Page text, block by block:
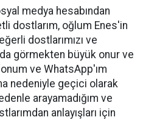
medya hesabından
dostlarım, oğlum Enes'in
dostlarımızı ve
görmekten büyük onur ve
ve WhatsApp'ım
nedeniyle geçici olarak
arayamadığım ve
anlayışları için